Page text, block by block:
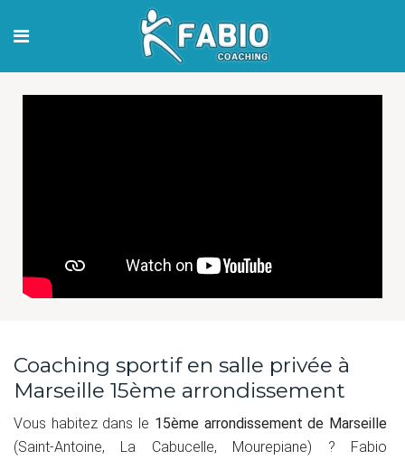
Coaching sportif en salle privée à
Marseille 15ème arrondissement
Vous habitez dans le 15ème arrondissement de Marseille
(Saint-Antoine, La Cabucelle, Mourepiane) ? Fabio